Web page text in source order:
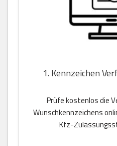
1. Kennzeichen
Prüfe kostenlos die
Wunschkennzeichens
Kfz-